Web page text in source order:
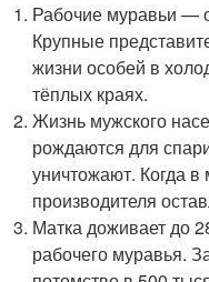
Рабочие муравьи —
Крупные
жизни особей в
тёплых краях.
Жизнь мужского
рождаются для
уничтожают. Когда
производителя
Матка доживает до
рабочего муравья.